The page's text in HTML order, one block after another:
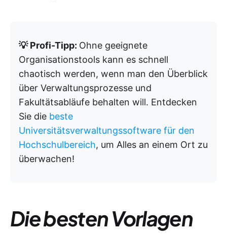
💡 Profi-Tipp: Ohne geeignete
Organisationstools kann es schnell
chaotisch werden, wenn man den Überblick
über Verwaltungsprozesse und
Fakultätsabläufe behalten will. Entdecken
Sie die beste
Universitätsverwaltungssoftware für den
Hochschulbereich, um Alles an einem Ort zu
überwachen!
Die besten Vorlagen